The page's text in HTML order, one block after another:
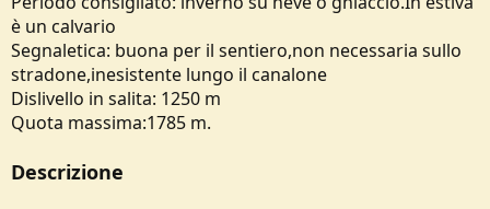
è un calvario
Segnaletica: buona per il sentiero,non necessaria sullo
stradone,inesistente lungo il canalone
Dislivello in salita: 1250 m
Quota massima:1785 m.
Descrizione